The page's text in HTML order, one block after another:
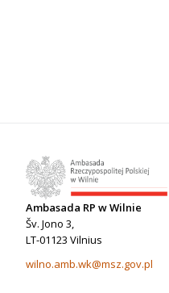
Ambasada RP w Wilnie
Šv. Jono 3,
LT-01123 Vilnius
wilno.amb.wk@msz.gov.pl